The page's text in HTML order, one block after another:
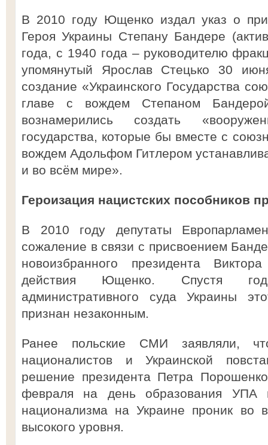
В 2010 году Ющенко издал указ о
Героя Украины Степану Бандере
года, с 1940 года – руководителю
упомянутый Ярослав Стецько 30
создание «Украинского Государства
главе с вождем Степаном
вознамерились создать
государства, которые бы вместе с
вождем Адольфом Гитлером
и во всём мире».
Героизация нацистских пособников
В 2010 году депутаты
сожаление в связи с присвоением
новоизбранного президента
действия Ющенко. Спустя
административного суда Украины
признан незаконным.
Ранее польские СМИ заявляли,
националистов и Украинской
решение президента Петра
февраля на день образования УПА
национализма на Украине проник во
высокого уровня.